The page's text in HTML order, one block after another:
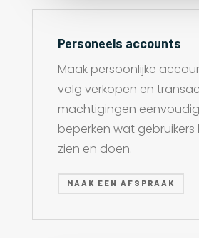
Personeels accounts
Maak persoonlijke
volg verkopen en
machtigingen
beperken wat gebruikers
zien en doen.
MAAK EEN AFSPRAAK